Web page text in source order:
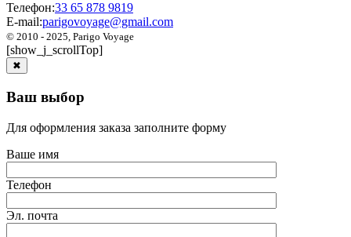
Телефон:33 65 878 9819
E-mail:parigovoyage@gmail.com
© 2010 - 2025, Parigo Voyage
[show_j_scrollTop]
✖
Ваш выбор
Для оформления заказа заполните форму
Ваше имя
Телефон
Эл. почта